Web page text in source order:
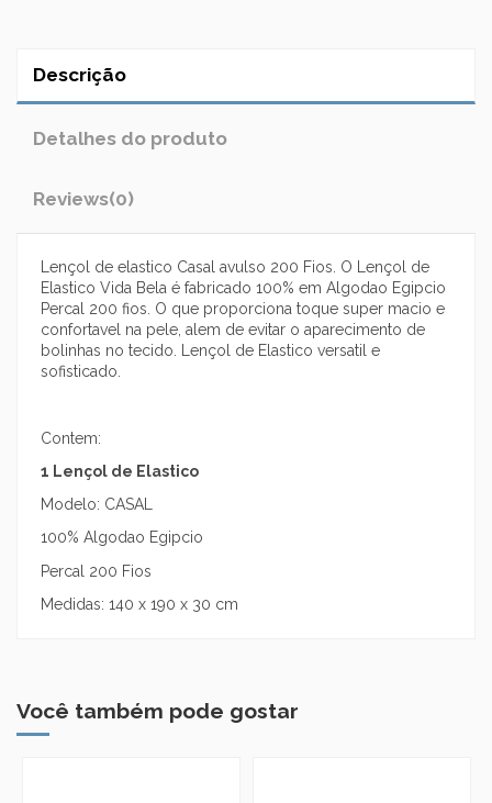
Descrição
Detalhes do produto
Reviews(0)
Lençol de elastico Casal avulso 200 Fios. O Lençol de
Elastico Vida Bela é fabricado 100% em Algodao Egipcio
Percal 200 fios. O que proporciona toque super macio e
confortavel na pele, alem de evitar o aparecimento de
bolinhas no tecido. Lençol de Elastico versatil e
sofisticado.
Contem:
1 Lençol de Elastico
Modelo: CASAL
100% Algodao Egipcio
Percal 200 Fios
Medidas: 140 x 190 x 30 cm
Você também pode gostar